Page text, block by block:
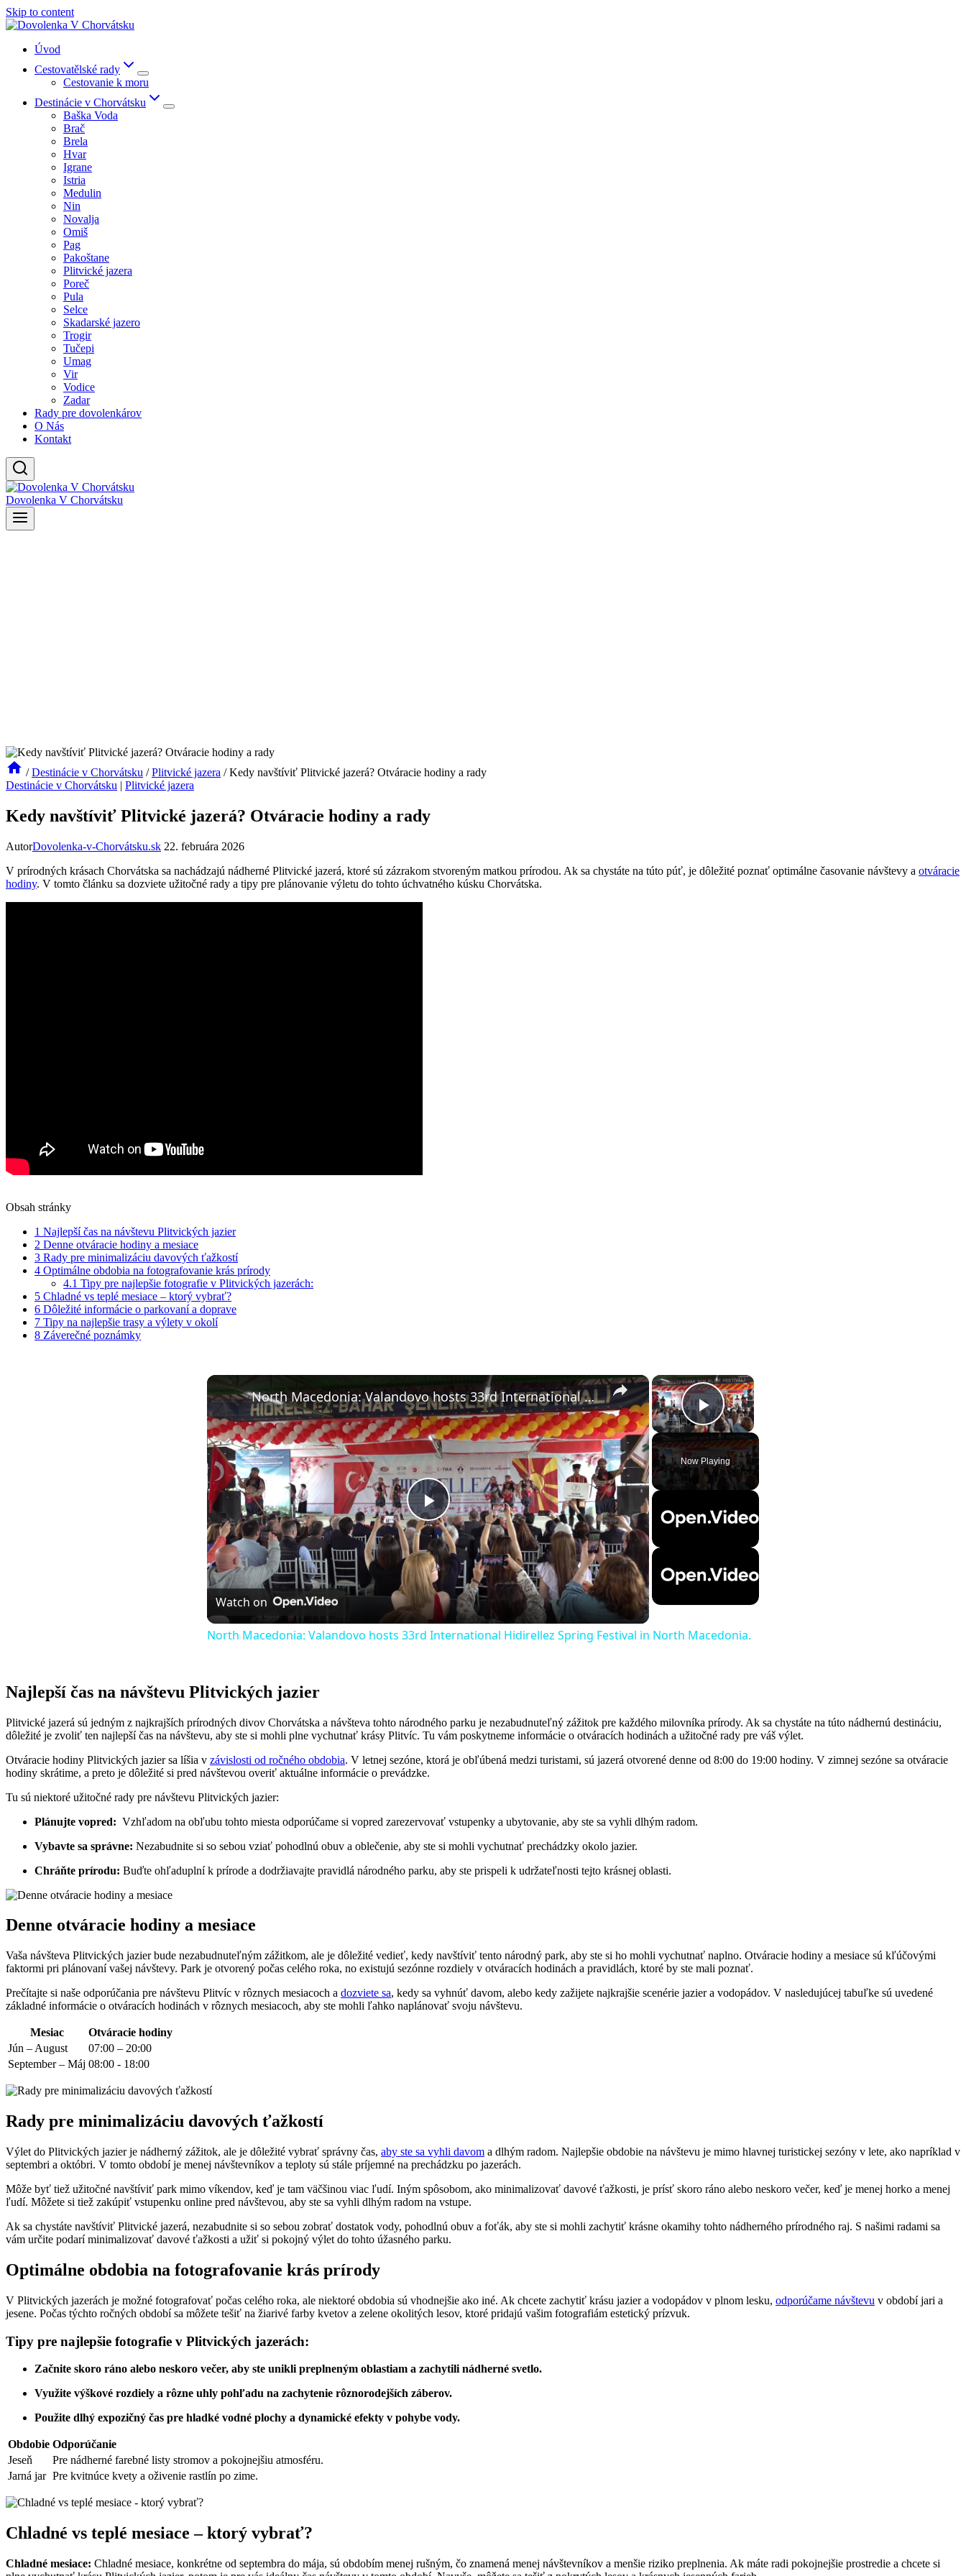
Skip to content
Úvod
Cestovatělské rady
Cestovanie k moru
Destinácie v Chorvátsku
Baška Voda
Brač
Brela
Hvar
Igrane
Istria
Medulin
Nin
Novalja
Omiš
Pag
Pakoštane
Plitvické jazera
Poreč
Pula
Selce
Skadarské jazero
Trogir
Tučepi
Umag
Vir
Vodice
Zadar
Rady pre dovolenkárov
O Nás
Kontakt
Dovolenka V Chorvátsku
/ Destinácie v Chorvátsku / Plitvické jazera / Kedy navštíviť Plitvické jazerá? Otváracie hodiny a rady
Destinácie v Chorvátsku | Plitvické jazera
Kedy navštíviť Plitvické jazerá? Otváracie hodiny a rady
AutorDovolenka-v-Chorvátsku.sk 22. februára 2026
V prírodných⁤ krásach Chorvátska⁤ sa nachádzajú⁣ nádherné Plitvické ‌jazerá, ktoré sú zázrakom stvoreným matkou ⁤prírodou. Ak⁣ sa chystáte na túto púť,⁢ je ​dôležité ‌poznať optimálne⁤ časovanie návštevy a otváracie
hodiny. V tomto článku sa dozviete užitočné rady ⁢a tipy pre plánovanie výletu do tohto ‍úchvatného‌ kúsku Chorvátska.
Obsah stránky
1 Najlepší ⁤čas na návštevu Plitvických jazier
2 Denne ‍otváracie⁤ hodiny a mesiace
3 Rady pre minimalizáciu davových ‌ťažkostí
4 Optimálne ‍obdobia na‌ fotografovanie krás prírody
4.1 Tipy pre najlepšie fotografie v Plitvických jazerách:
5 Chladné vs ⁢teplé mesiace – ktorý vybrať?
6 Dôležité informácie o ⁤parkovaní a doprave
7 Tipy na najlepšie ‌trasy a výlety v okolí
8 Záverečné⁤ poznámky
×
Play Video
Now Playing
×
Play
Video
North Macedonia: Valandovo hosts 33rd International Hidirellez Spring Festival in North Macedonia.
Watch on
North Macedonia: Valandovo hosts 33rd International Hidirellez Spring Festival in North Macedonia.
Najlepší ⁤čas na návštevu Plitvických jazier
Plitvické jazerá sú⁣ jedným z najkrajších prírodných divov Chorvátska a návšteva tohto národného parku⁣ je ⁤nezabudnuteľný zážitok pre každého‌ milovníka ⁤prírody.​ Ak sa chystáte na túto⁢ nádhernú destináciu, ​
dôležité⁣ je⁢ zvoliť ten najlepší čas na‍ návštevu, aby ste si mohli ⁣plne vychutnať krásy Plitvíc. Tu‌ vám poskytneme informácie o​ otváracích⁤ hodinách a ‌užitočné rady pre váš‍ výlet.
Otváracie hodiny Plitvických jazier‍ sa líšia v závislosti od ročného obdobia. V letnej‍ sezóne, ktorá ​je obľúbená medzi turistami, sú⁢ jazerá otvorené denne od 8:00 do 19:00 hodiny. V zimnej ‍sezóne sa otváracie
‌hodiny skrátime,⁢ a preto je dôležité si ⁤pred návštevou⁤ overiť aktuálne informácie o prevádzke.
Tu sú niektoré ⁣užitočné rady pre ⁣návštevu Plitvických ‍jazier:
Plánujte vopred: ⁢ Vzhľadom na ⁤obľubu ​tohto miesta​ odporúčame si vopred zarezervovať vstupenky a ubytovanie, aby ​ste ​sa vyhli ⁤dlhým radom.
Vybavte sa‍ správne: Nezabudnite‌ si⁤ so sebou vziať pohodlnú obuv⁣ a oblečenie, aby ste si mohli vychutnať prechádzky okolo‌ jazier.
Chráňte prírodu: Buďte ohľaduplní ​k prírode a dodržiavajte pravidlá⁢ národného ‌parku, aby‍ ste prispeli k udržateľnosti tejto ⁢krásnej oblasti.
Denne ‍otváracie⁤ hodiny a mesiace
Vaša návšteva‌ Plitvických ‍jazier bude nezabudnuteľným zážitkom, ale je ⁣dôležité vedieť, kedy navštíviť tento národný⁢ park, aby ste si ho mohli vychutnať ‌naplno. Otváracie ​hodiny a mesiace sú ⁤kľúčovými
faktormi pri ⁣plánovaní vašej návštevy. Park je otvorený počas celého roka, no existujú sezónne rozdiely v otváracích⁤ hodinách a⁣ pravidlách, ktoré by ste ‌mali ⁢poznať.
Prečítajte si⁤ naše odporúčania⁤ pre návštevu Plitvíc v rôznych mesiacoch a‍ dozviete sa, kedy sa vyhnúť davom, alebo kedy zažijete⁢ najkrajšie scenérie ‌jazier a vodopádov. V nasledujúcej tabuľke sú uvedené
základné informácie o otváracích hodinách v rôznych⁢ mesiacoch, ⁤aby​ ste‍ mohli ľahko​ naplánovať svoju návštevu.
Mesiac
Otváracie⁢ hodiny
Jún – August
07:00 – 20:00
September – Máj 08:00 ‌- 18:00
Rady pre minimalizáciu davových ‌ťažkostí
Výlet do‌ Plitvických ‌jazier je nádherný zážitok, ale je dôležité vybrať správny čas, aby ste sa vyhli davom a dlhým‍ radom. Najlepšie obdobie na návštevu je‌ mimo⁤ hlavnej turistickej ⁣sezóny⁤ v​ lete, ako napríklad v⁣
septembri a októbri. V tomto⁢ období ⁢je menej‍ návštevníkov a teploty ⁢sú ⁢stále príjemné na prechádzku po jazerách.
Môže byť ⁣tiež užitočné navštíviť park mimo víkendov, keď je tam väčšinou⁤ viac ľudí. Iným‍ spôsobom, ako minimalizovať davové⁢ ťažkosti,​ je ‌prísť skoro ráno alebo neskoro večer, keď je ⁣menej horko a menej⁤
ľudí.‌ Môžete si tiež zakúpiť vstupenku online‌ pred návštevou, aby⁣ ste​ sa vyhli dlhým⁤ radom na vstupe.
Ak sa chystáte navštíviť Plitvické ‌jazerá, nezabudnite si ‌so sebou ⁢zobrať dostatok vody, pohodlnú obuv a foťák, aby ​ste⁣ si mohli zachytiť krásne okamihy tohto nádherného⁢ prírodného raj. S našimi radami sa
vám⁣ určite podarí minimalizovať davové ťažkosti⁤ a užiť si pokojný výlet do tohto úžasného parku.
Optimálne ‍obdobia na‌ fotografovanie krás prírody
V Plitvických‌ jazerách je možné⁤ fotografovať počas ⁢celého roka, ale niektoré obdobia ‌sú ⁤vhodnejšie ako iné. Ak chcete zachytiť krásu jazier a⁤ vodopádov⁣ v plnom lesku,‌ odporúčame návštevu v období jari a‍
jesene.⁣ Počas týchto ročných ⁤období sa môžete tešiť na žiarivé farby kvetov a zelene okolitých lesov, ktoré pridajú vašim ⁤fotografiám estetický prízvuk.
Tipy pre najlepšie fotografie v Plitvických jazerách:
Začnite skoro ráno ⁣alebo⁣ neskoro večer, aby ste⁢ unikli preplneným oblastiam a zachytili nádherné svetlo.
Využite výškové rozdiely a​ rôzne uhly pohľadu na⁣ zachytenie rôznorodejších záberov.
Použite‍ dlhý expozičný čas pre hladké vodné plochy a dynamické efekty v pohybe‌ vody.
Obdobie Odporúčanie
Jeseň
Pre nádherné ​farebné‍ listy stromov⁢ a pokojnejšiu⁢ atmosféru.
Jarná jar Pre kvitnúce kvety a oživenie rastlín po zime.
Chladné vs ⁢teplé mesiace – ktorý vybrať?
Chladné mesiace: Chladné mesiace, konkrétne od septembra do mája,‌ sú ⁤obdobím menej rušným, ‌čo znamená menej⁢ návštevníkov a menšie ⁣riziko preplnenia. Ak máte radi pokojnejšie prostredie a chcete⁢ si ​